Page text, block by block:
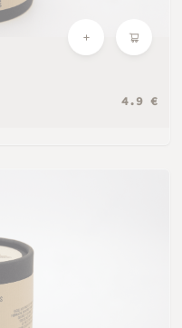
4.9 €